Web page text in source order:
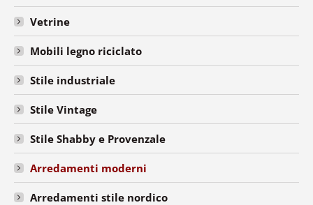
Vetrine
Mobili legno riciclato
Stile industriale
Stile Vintage
Stile Shabby e Provenzale
Arredamenti moderni
Arredamenti stile nordico